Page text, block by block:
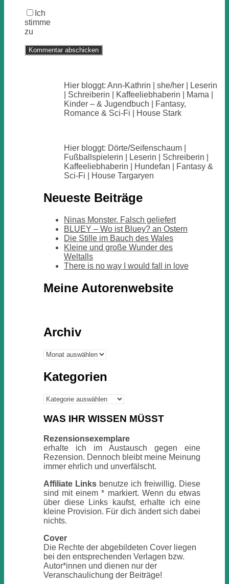
Ich
stimme
zu
Hier bloggt: Ann-Kathrin | she/her | Leserin
| Schreiberin | Kaffeeliebhaberin | Mama |
Kinder – & Jugendbuch | Fantasy,
Romance & Sci-Fi | House Stark
Hier bloggt: Dörte/Seifenschaum |
Fußballspielerin | Leserin | Schreiberin |
Kaffeeliebhaberin | Hundefan | Fantasy &
Sci-Fi | House Targaryen
Neueste Beiträge
Ninas Monster. Falsch geliefert
BLUEY – Wo ist Bluey? an Ostern
Die Stille im Bauch des Wales
Kleine und große Wunder des
Weltalls
There is no way I would fall in love
Meine Autorenwebsite
Archiv
Archiv
Kategorien
Kategorien
WAS IHR WISSEN MÜSST
Rezensionsexemplare
erhalte ich im Austausch gegen eine
Rezension. Dennoch bleibt meine Meinung
immer ehrlich und unverfälscht.
Affiliate Links benutze ich freiwillig. Diese
sind mit einem * markiert. Wenn du etwas
über diese Links kaufst, erhalte ich eine
kleine Provision. Für dich ändert sich dabei
nichts.
Cover
Die Rechte der abgebildeten Cover liegen
bei den entsprechenden Verlagen bzw.
Autor*innen und dienen nur der
Veranschaulichung der Beiträge!